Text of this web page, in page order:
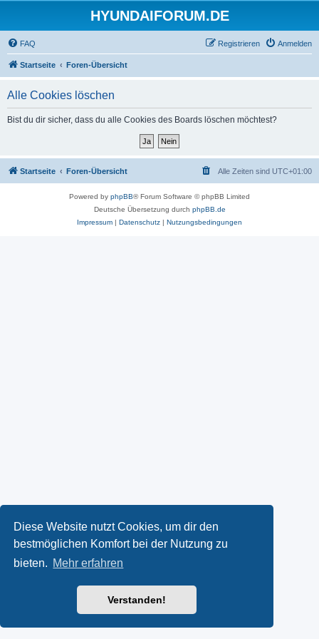
Diese Website nutzt Cookies, um dir den
bestmöglichen Komfort bei der Nutzung zu
bieten. Mehr erfahren
Verstanden!
HYUNDAIFORUM.DE
FAQ Anmelden
Registrieren
Startseite Foren-Übersicht
Alle Cookies löschen
Bist du dir sicher, dass du alle Cookies des Boards löschen möchtest?
Startseite Foren-Übersicht Alle Zeiten sind UTC+01:00
Powered by phpBB® Forum Software © phpBB Limited
Deutsche Übersetzung durch phpBB.de
Impressum | Datenschutz | Nutzungsbedingungen